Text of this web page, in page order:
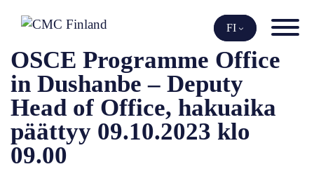
sisältöön
FI
OSCE Programme Office
in Dushanbe – Deputy
Head of Office, hakuaika
päättyy 09.10.2023 klo
09.00